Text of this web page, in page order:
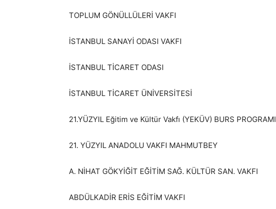
TOPLUM GÖNÜLLÜLERİ VAKFI
İSTANBUL SANAYİ ODASI VAKFI
İSTANBUL TİCARET ODASI
İSTANBUL TİCARET ÜNİVERSİTESİ
21.YÜZYIL Eğitim ve Kültür Vakfı (YEKÜV) BURS PROGRAMI
21. YÜZYIL ANADOLU VAKFI MAHMUTBEY
A. NİHAT GÖKYİĞİT EĞİTİM SAĞ. KÜLTÜR SAN. VAKFI
ABDÜLKADİR ERİS EĞİTİM VAKFI